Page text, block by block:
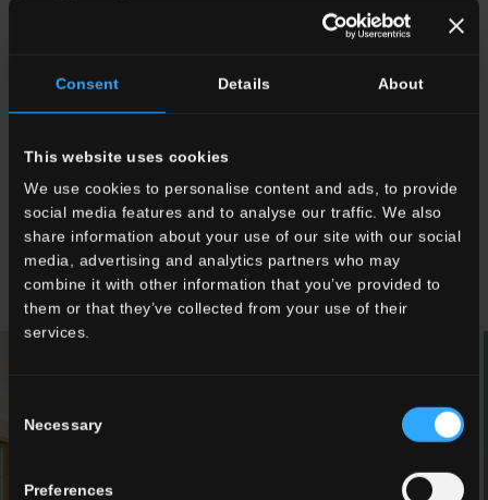
Consent Details About
This website uses cookies
We use cookies to personalise content and ads, to provide
social media features and to analyse our traffic. We also
share information about your use of our site with our social
media, advertising and analytics partners who may
combine it with other information that you’ve provided to
them or that they’ve collected from your use of their
services.
Selection
Necessary
Preferences
Nelle camere e nei bagni il decoro Bercy Nero, 20x20 cm, della
Wanders per Poliform, alla sedia OMBRA di Paolo Lissoni per
Lema, dal tavolo ALAMO di David Lopez Quincoces alle lampade
dato un ruolo centrale e il colore verde presente su tutte le
pareti e, in alcuni ambienti, anche a soffitto.
FOTO : @EDISOLARI